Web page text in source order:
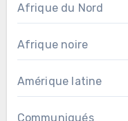
Afrique du Nord
Afrique noire
Amérique latine
Communiqués